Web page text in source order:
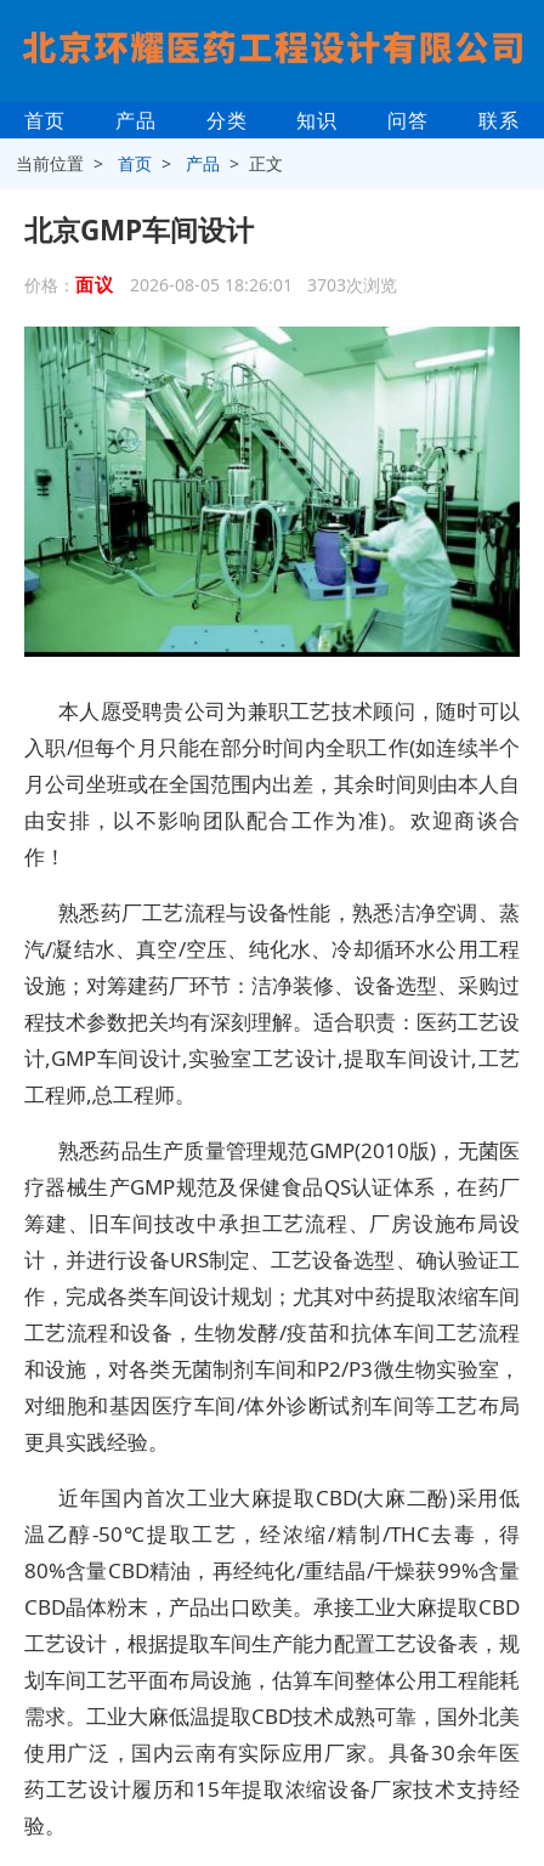
首页 产品 分类 知识 问答 联系
当前位置 >首页 > 产品 > 正文
北京GMP车间设计
价格： 面议 2026-08-05 18:26:01 3703次浏览
本人愿受聘贵公司为兼职工艺技术顾问，随时可以
入职/但每个月只能在部分时间内全职工作(如连续半个
月公司坐班或在全国范围内出差，其余时间则由本人自
由安排，以不影响团队配合工作为准)。欢迎商谈合
作！
熟悉药厂工艺流程与设备性能，熟悉洁净空调、蒸
汽/凝结水、真空/空压、纯化水、冷却循环水公用工程
设施；对筹建药厂环节：洁净装修、设备选型、采购过
程技术参数把关均有深刻理解。适合职责：医药工艺设
计,GMP车间设计,实验室工艺设计,提取车间设计,工艺
工程师,总工程师。
熟悉药品生产质量管理规范GMP(2010版)，无菌医
疗器械生产GMP规范及保健食品QS认证体系，在药厂
筹建、旧车间技改中承担工艺流程、厂房设施布局设
计，并进行设备URS制定、工艺设备选型、确认验证工
作，完成各类车间设计规划；尤其对中药提取浓缩车间
工艺流程和设备，生物发酵/疫苗和抗体车间工艺流程
和设施，对各类无菌制剂车间和P2/P3微生物实验室，
对细胞和基因医疗车间/体外诊断试剂车间等工艺布局
更具实践经验。
近年国内首次工业大麻提取CBD(大麻二酚)采用低
温乙醇-50℃提取工艺，经浓缩/精制/THC去毒，得
80%含量CBD精油，再经纯化/重结晶/干燥获99%含量
CBD晶体粉末，产品出口欧美。承接工业大麻提取CBD
工艺设计，根据提取车间生产能力配置工艺设备表，规
划车间工艺平面布局设施，估算车间整体公用工程能耗
需求。工业大麻低温提取CBD技术成熟可靠，国外北美
使用广泛，国内云南有实际应用厂家。具备30余年医
药工艺设计履历和15年提取浓缩设备厂家技术支持经
验。